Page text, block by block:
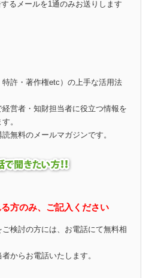
るメールを1通のみお送りします
許・著作権etc）の上手な活用法
営者・知財担当者に役立つ情報を
。
無料のメールマガジンです。
方のみ、ご記入ください
検討の方には、お電話にて無料相
からお電話いたします。